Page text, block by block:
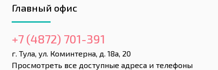
Главный офис
+7 (4872) 701-391
г. Тула, ул. Коминтерна, д. 18а, 20
Просмотреть все доступные адреса и телефоны